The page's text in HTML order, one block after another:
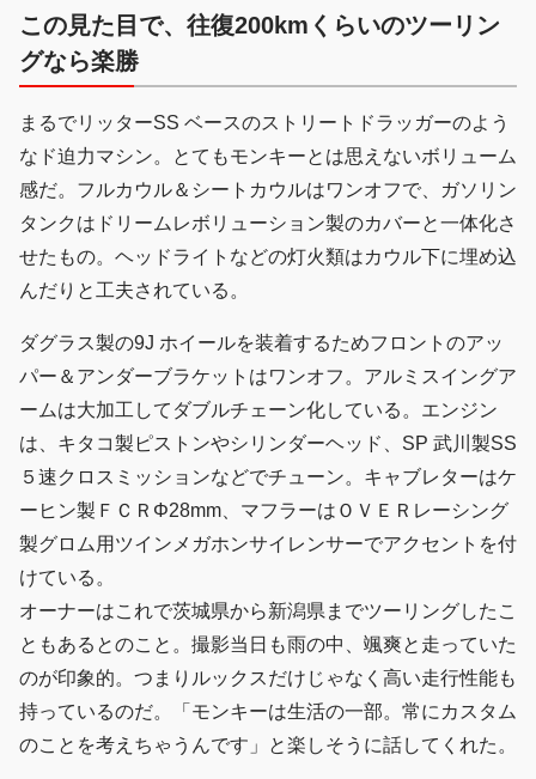
この見た目で、往復200kmくらいのツーリン
グなら楽勝
まるでリッターSS ベースのストリートドラッガーのよう
なド迫力マシン。とてもモンキーとは思えないボリューム
感だ。フルカウル＆シートカウルはワンオフで、ガソリン
タンクはドリームレボリューション製のカバーと一体化さ
せたもの。ヘッドライトなどの灯火類はカウル下に埋め込
んだりと工夫されている。
ダグラス製の9J ホイールを装着するためフロントのアッ
パー＆アンダーブラケットはワンオフ。アルミスイングア
ームは大加工してダブルチェーン化している。エンジン
は、キタコ製ピストンやシリンダーヘッド、SP 武川製SS
５速クロスミッションなどでチューン。キャブレターはケ
ーヒン製ＦＣＲΦ28mm、マフラーはＯＶＥＲレーシング
製グロム用ツインメガホンサイレンサーでアクセントを付
けている。
オーナーはこれで茨城県から新潟県までツーリングしたこ
ともあるとのこと。撮影当日も雨の中、颯爽と走っていた
のが印象的。つまりルックスだけじゃなく高い走行性能も
持っているのだ。「モンキーは生活の一部。常にカスタム
のことを考えちゃうんです」と楽しそうに話してくれた。